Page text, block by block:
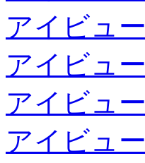
アイビュ
アイビュ
アイビュ
アイビュ